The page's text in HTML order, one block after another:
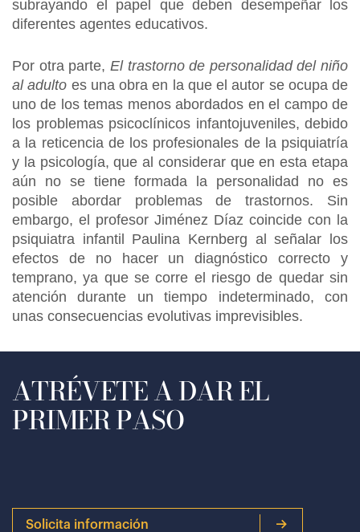
subrayando el papel que deben desempeñar los
diferentes agentes educativos.
Por otra parte, El trastorno de personalidad del niño
al adulto es una obra en la que el autor se ocupa de
uno de los temas menos abordados en el campo de
los problemas psicoclínicos infantojuveniles, debido
a la reticencia de los profesionales de la psiquiatría
y la psicología, que al considerar que en esta etapa
aún no se tiene formada la personalidad no es
posible abordar problemas de trastornos. Sin
embargo, el profesor Jiménez Díaz coincide con la
psiquiatra infantil Paulina Kernberg al señalar los
efectos de no hacer un diagnóstico correcto y
temprano, ya que se corre el riesgo de quedar sin
atención durante un tiempo indeterminado, con
unas consecuencias evolutivas imprevisibles.
ATRÉVETE A DAR EL
PRIMER PASO
Solicita información